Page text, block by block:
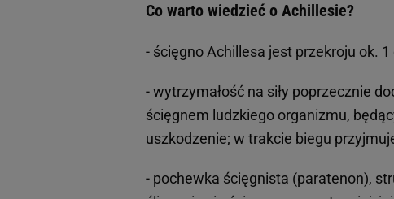
Co warto wiedzieć o Achillesie?
- ścięgno Achillesa jest przekroju ok. 1
- wytrzymałość na siły poprzecznie
ścięgnem ludzkiego organizmu,
uszkodzenie; w trakcie biegu
- pochewka ścięgnista (paratenon),